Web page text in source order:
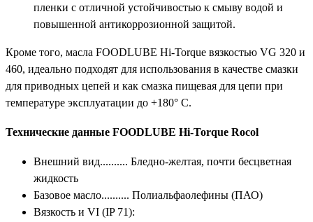
пленки с отличной устойчивостью к смыву водой и
повышенной антикоррозионной защитой.
Кроме того, масла FOODLUBE Hi-Torque вязкостью VG 320 и
460, идеально подходят для использования в качестве смазки
для приводных цепей и как смазка пищевая для цепи при
температуре эксплуатации до +180° C.
Технические данные FOODLUBE Hi-Torque Rocol
Внешний вид.......... Бледно-желтая, почти бесцветная
жидкость
Базовое масло.......... Полиальфаолефины (ПАО)
Вязкость и VI (IP 71):